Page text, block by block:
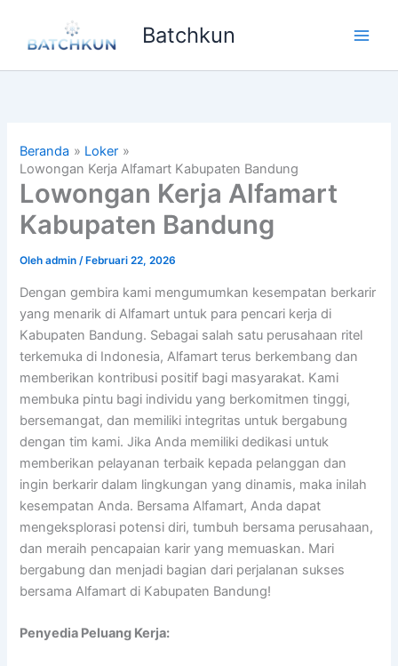
konten
Batchkun
Beranda
Loker
Lowongan Kerja Alfamart Kabupaten Bandung
Lowongan Kerja Alfamart
Kabupaten Bandung
Olehadmin/ Februari 22, 2026
Dengan gembira kami mengumumkan kesempatan berkarir
yang menarik di Alfamart untuk para pencari kerja di
Kabupaten Bandung. Sebagai salah satu perusahaan ritel
terkemuka di Indonesia, Alfamart terus berkembang dan
memberikan kontribusi positif bagi masyarakat. Kami
membuka pintu bagi individu yang berkomitmen tinggi,
bersemangat, dan memiliki integritas untuk bergabung
dengan tim kami. Jika Anda memiliki dedikasi untuk
memberikan pelayanan terbaik kepada pelanggan dan
ingin berkarir dalam lingkungan yang dinamis, maka inilah
kesempatan Anda. Bersama Alfamart, Anda dapat
mengeksplorasi potensi diri, tumbuh bersama perusahaan,
dan meraih pencapaian karir yang memuaskan. Mari
bergabung dan menjadi bagian dari perjalanan sukses
bersama Alfamart di Kabupaten Bandung!
Penyedia Peluang Kerja: